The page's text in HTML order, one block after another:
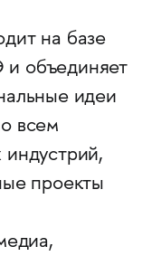
на базе
объединяет
идеи
всем
проекты